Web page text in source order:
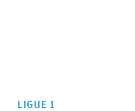
LIGUE 1